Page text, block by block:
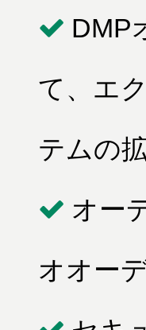
DMP
て、エ
テムの
オー
オオー